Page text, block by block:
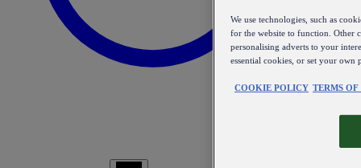
We use technologies, such as
for the website to function. Other
personalising adverts to your
essential cookies, or set your own
COOKIE POLICY TERMS OF